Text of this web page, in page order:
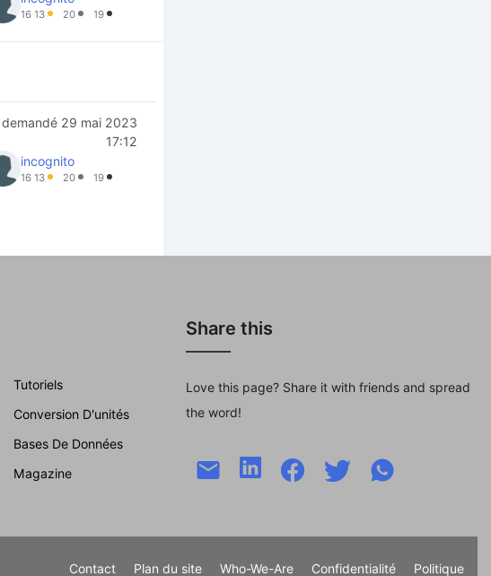
16 13 20 19
demandé 29 mai 2023
17:12
incognito
16 13 20 19
Tutoriels
Conversion D'unités
Bases De Données
Magazine
Share this
Love this page? Share it with friends and spread
the word!
Contact Plan du site Who-We-Are Confidentialité Politique